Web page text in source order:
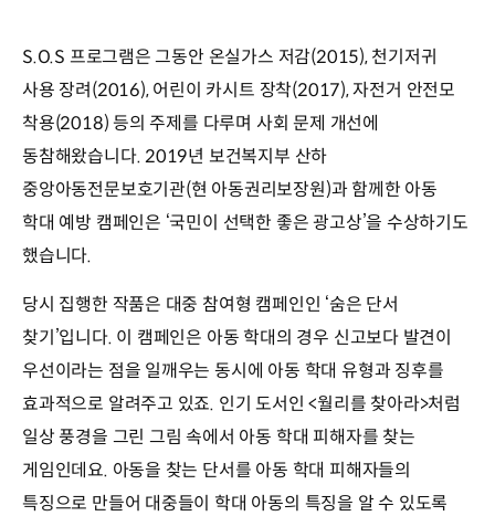
S.O.S 프로그램은 그동안 온실가스 저감(2015), 천기저귀
사용 장려(2016), 어린이 카시트 장착(2017), 자전거 안전모
착용(2018) 등의 주제를 다루며 사회 문제 개선에
동참해왔습니다. 2019년 보건복지부 산하
중앙아동전문보호기관(현 아동권리보장원)과 함께한 아동
학대 예방 캠페인은 ‘국민이 선택한 좋은 광고상’을 수상하기도
했습니다.
당시 집행한 작품은 대중 참여형 캠페인인 ‘숨은 단서
찾기’입니다. 이 캠페인은 아동 학대의 경우 신고보다 발견이
우선이라는 점을 일깨우는 동시에 아동 학대 유형과 징후를
효과적으로 알려주고 있죠. 인기 도서인 <월리를 찾아라>처럼
일상 풍경을 그린 그림 속에서 아동 학대 피해자를 찾는
게임인데요. 아동을 찾는 단서를 아동 학대 피해자들의
특징으로 만들어 대중들이 학대 아동의 특징을 알 수 있도록